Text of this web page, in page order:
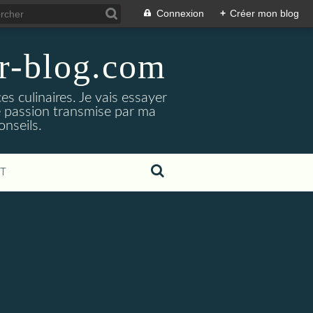
Connexion + Créer mon blog
blog.com
culinaires. Je vais essayer
transmise par ma